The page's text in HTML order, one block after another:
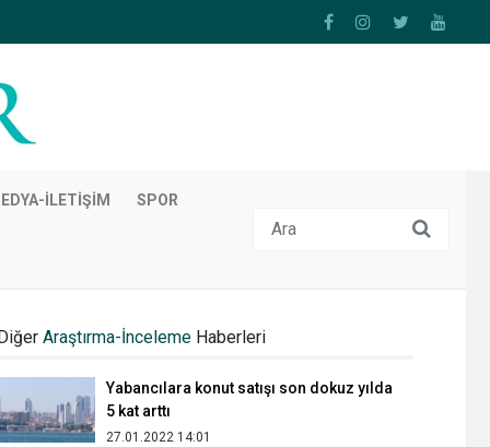
İLETIŞIM SPOR
Araştırma-İncelemeHaberleri
08.07.2022 10:10
Yabancılara konut satışı son dokuz yılda
5 kat arttı
27.01.2022 14:01